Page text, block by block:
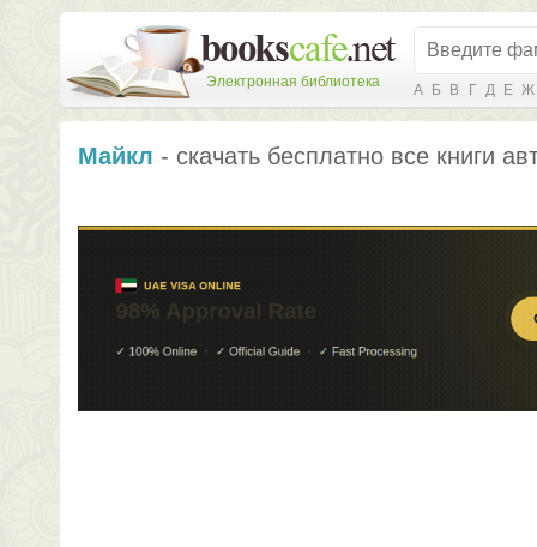
Электронная библиотека А Б В Г Д Е Ж
Майкл - скачать бесплатно все книги